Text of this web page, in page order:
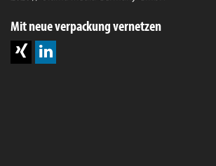
Mit neue verpackung vernetzen